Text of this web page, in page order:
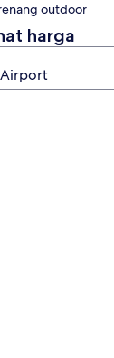
outdoor
harga